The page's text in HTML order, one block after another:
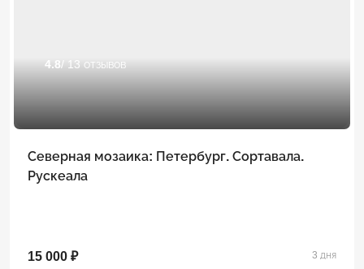
4.8/ 13 отзывов
Северная мозаика: Петербург. Сортавала.
Рускеала
15 000 ₽ 3 дня